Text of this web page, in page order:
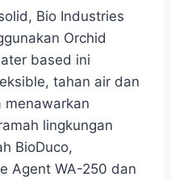
Bio Industries
Orchid
based ini
tahan air dan
menawarkan
lingkungan
BioDuco,
Agent WA-250 dan